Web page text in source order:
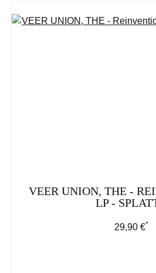
VEER UNION, THE -
LP -
Regulärer
29,90 €*